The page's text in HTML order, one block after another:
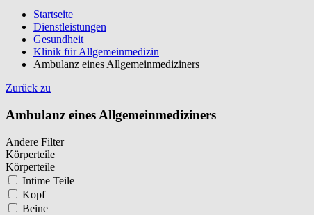
Startseite
Dienstleistungen
Gesundheit
Klinik für Allgemeinmedizin
Ambulanz eines Allgemeinmediziners
Zurück zu
Ambulanz eines Allgemeinmediziners
Andere Filter
Körperteile
Körperteile
Intime Teile
Kopf
Beine